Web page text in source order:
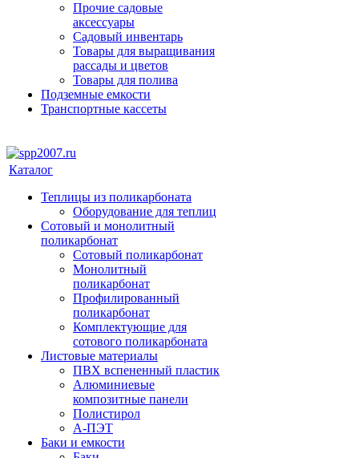
Прочие садовые
аксессуары
Садовый инвентарь
Товары для выращивания
рассады и цветов
Товары для полива
Подземные емкости
Транспортные кассеты
Каталог
Теплицы из поликарбоната
Оборудование для теплиц
Сотовый и монолитный
поликарбонат
Сотовый поликарбонат
Монолитный
поликарбонат
Профилированный
поликарбонат
Комплектующие для
сотового поликарбоната
Листовые материалы
ПВХ вспененный пластик
Алюминиевые
композитные панели
Полистирол
А-ПЭТ
Баки и емкости